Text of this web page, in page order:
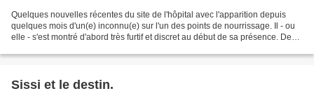
Quelques nouvelles récentes du site de l'hôpital avec l'apparition depuis
quelques mois d'un(e) inconnu(e) sur l'un des points de nourrissage. Il - ou
elle - s'est montré d'abord très furtif et discret au début de sa présence. Des
Sissi et le destin.